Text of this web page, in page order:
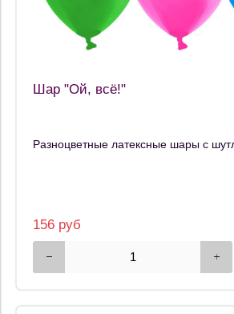
Шар "Ой, всё!"
Разноцветные латексные шары с
156 руб